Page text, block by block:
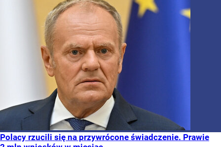
Polacy rzucili się na przywrócone świadczenie. Prawie